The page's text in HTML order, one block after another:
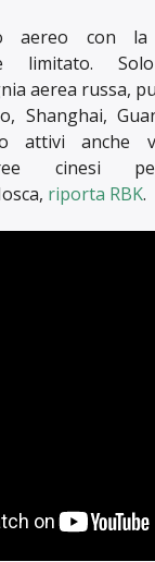
aereo con
limitato.
aerea russa,
Shanghai,
attivi anche
cinesi
riporta RBK.